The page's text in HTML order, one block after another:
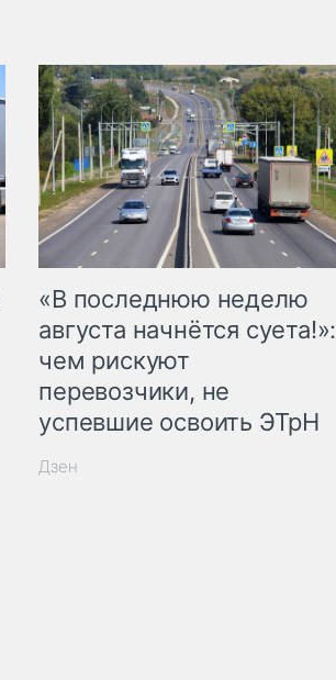
«В последнюю неделю
августа начнётся суета!»:
чем рискуют
перевозчики, не
успевшие освоить ЭТрН
Дзен